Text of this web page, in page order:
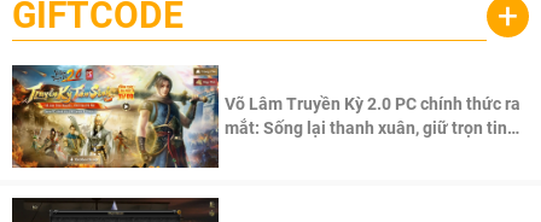
Pocketpair, Inc.
GIFTCODE +
Võ Lâm Truyền Kỳ 2.0 PC chính thức ra
mắt: Sống lại thanh xuân, giữ trọn tinh